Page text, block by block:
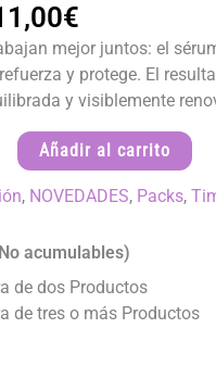
€
precio
actual
es:
mejor juntos: el
y protege. El
y visiblemente
Añadir al carrito
, NOVEDADES, Packs,
acumulables)
de dos Productos
de tres o más Productos